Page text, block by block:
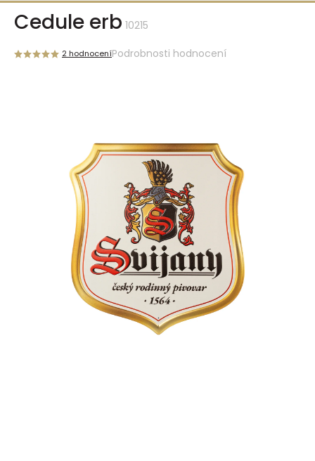
Přejít
obsahCedule erb 10215
2 hodnoceníPodrobnosti hodnocení